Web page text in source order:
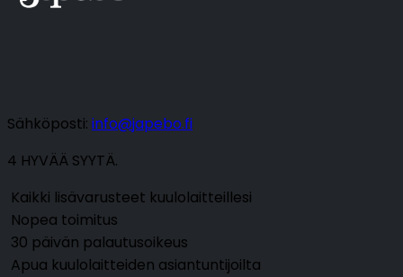
Sähköposti: info@japebo.fi
4 HYVÄÄ SYYTÄ.
Kaikki lisävarusteet kuulolaitteillesi
Nopea toimitus
30 päivän palautusoikeus
Apua kuulolaitteiden asiantuntijoilta